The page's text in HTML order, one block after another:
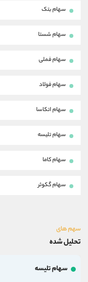
سهام بتک
سهام شستا
سهام فملی
سهام فولاد
سهام اتکاسا
سهام تلیسه
سهام کاما
سهام گکوثر
سهم های
تحلیل شده
سهام تلیسه